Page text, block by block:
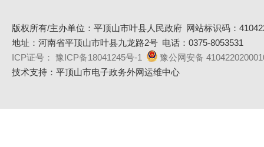
版权所有/主办单位：平顶山市叶县人民政府 网站标识码：
地址：河南省平顶山市叶县九龙路2号 电话：0375-8053531
ICP证号： 豫ICP备18041245号-1
豫公网安备
技术支持：平顶山市电子政务外网运维中心